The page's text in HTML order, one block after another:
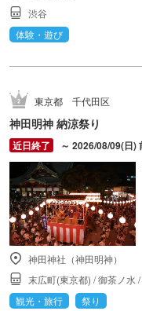
渋谷
体験・遊び
東京都 千代田区
神田明神 納涼祭り
～ 2026/08/09(日) 前夜祭：
神田神社（神田明神）
末広町(東京都) /御茶ノ水 /
観光・旅行
祭り